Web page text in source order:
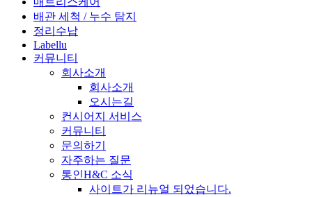
배관 세척 / 누수 탐지
정리수납
Labellu
커뮤니티
회사소개
회사소개
오시는길
컨시어지 서비스
커뮤니티
문의하기
자주하는 질문
통인H&C 소식
사이트가 리뉴얼 되었습니다.